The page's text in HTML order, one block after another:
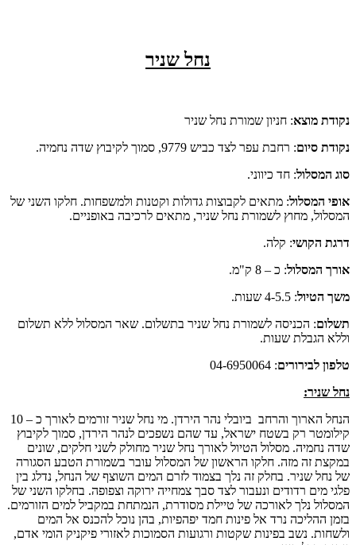
נחל שניר
נקודת מוצא: חניון שמורת נחל שניר
נקודת סיום: רחבת עפר לצד כביש 9779, סמוך לקיבוץ שדה נחמיה.
סוג המסלול: חד כיווני.
אופי המסלול: מתאים לקבוצות גדולות וקטנות ולמשפחות. חלקו השני של
המסלול, מחוץ לשמורת נחל שניר, מתאים לרכיבה באופניים.
דרגת הקושי: קלה.
אורך המסלול: כ – 8 ק"מ.
משך הטיול: 4-5.5 שעות.
תשלום: הכניסה לשמורת נחל שניר בתשלום. שאר המסלול ללא תשלום
וללא הגבלת שעות.
טלפון לבירורים: 04-6950064
נחל שניר:
הנחל הארוך והרחב ביובלי נהר הירדן. מי נחל שניר זורמים לאורך כ – 10
קילומטר רק בשטח ישראל, עד שהם נשפכים לנהר הירדן, סמוך לקיבוץ
שדה נחמיה. מסלול הטיול לאורך נחל שניר מחולק לשני חלקים, שונים
במקצת זה מזה. חלקו הראשון של המסלול עובר בשמורת הטבע הסגורה
של נחל שניר. בחלק זה נלך בצמוד לזרם המים השוצף של הנחל, נדלג בין
פלגי מים רדודים ונעבור לצד סבך צמחייה ירוקה וצפופה. בחלקו השני של
המסלול נלך לאורכה של טיילת מסודרת, הנמתחת במקביל למים הזורמים.
בזמן ההליכה נרד אל פינות חמד יפהפיות, בהן נוכל להכנס אל המים
ולשחות. נשב בפינות שקטות ורגועות הסמוכות לאזורי פיקניק הומי אדם,